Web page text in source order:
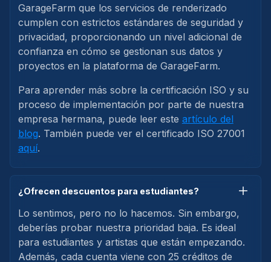
GarageFarm que los servicios de renderizado
cumplen con estrictos estándares de seguridad y
privacidad, proporcionando un nivel adicional de
confianza en cómo se gestionan sus datos y
proyectos en la plataforma de GarageFarm.
Para aprender más sobre la certificación ISO y su
proceso de implementación por parte de nuestra
empresa hermana, puede leer este artículo del
blog. También puede ver el certificado ISO 27001
aquí.
¿Ofrecen descuentos para estudiantes?
Lo sentimos, pero no lo hacemos. Sin embargo,
deberías probar nuestra prioridad baja. Es ideal
para estudiantes y artistas que están empezando.
Además, cada cuenta viene con 25 créditos de